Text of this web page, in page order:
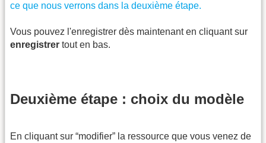
ce que nous verrons dans la deuxième étape.
Vous pouvez l'enregistrer dès maintenant en cliquant sur
enregistrer tout en bas.
Deuxième étape : choix du modèle
En cliquant sur “modifier” la ressource que vous venez de